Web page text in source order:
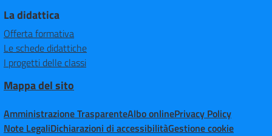
La didattica
Offerta formativa
Le schede didattiche
I progetti delle classi
Mappa del sito
Amministrazione TrasparenteAlbo onlinePrivacy Policy
Note LegaliDichiarazioni di accessibilitàGestione cookie